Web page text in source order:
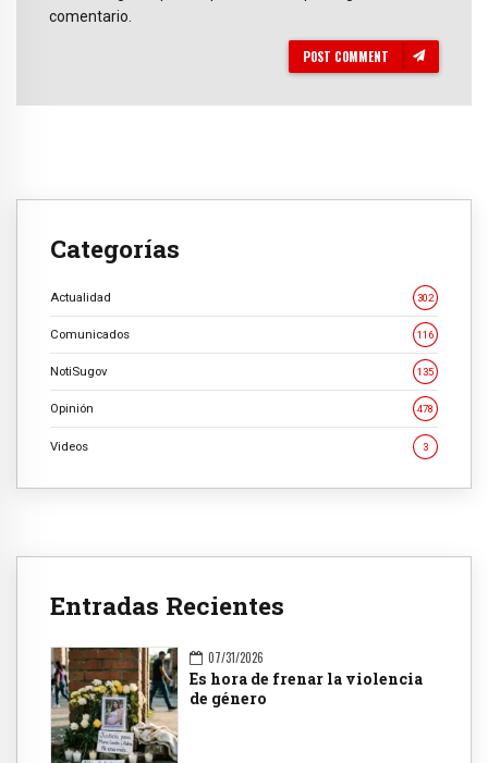
comentario.
POST COMMENT
Categorías
Actualidad 302
Comunicados 116
NotiSugov 135
Opinión 478
Videos 3
Entradas Recientes
07/31/2026
Es hora de frenar la violencia
de género